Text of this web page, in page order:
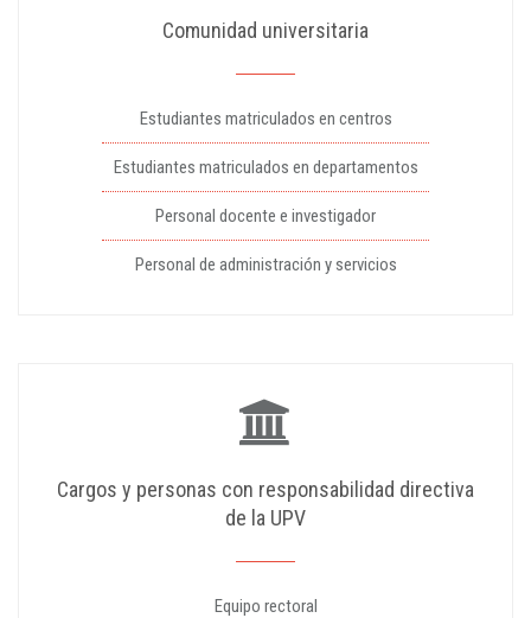
Comunidad universitaria
Estudiantes matriculados en centros
Estudiantes matriculados en departamentos
Personal docente e investigador
Personal de administración y servicios
Cargos y personas con responsabilidad directiva
de la UPV
Equipo rectoral